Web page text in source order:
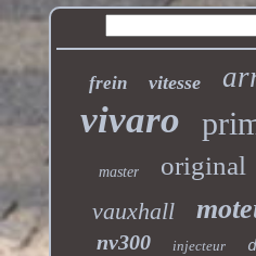
frein vitesse
vivaro
master original
vauxhall
nv300 injecteur